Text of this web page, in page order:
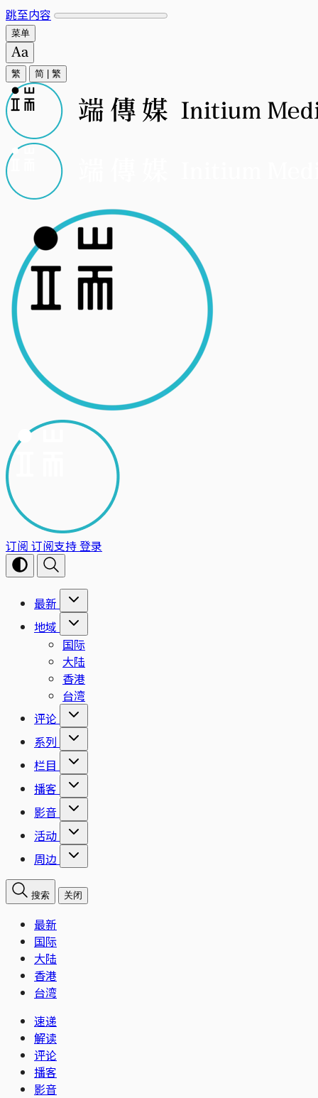
跳至内容
菜单
繁 简 繁
订阅 订阅支持登录
最新
地域
国际
大陆
香港
台湾
评论
系列
栏目
播客
影音
活动
周边
搜索 关闭
最新
国际
大陆
香港
台湾
速递
解读
评论
播客
影音